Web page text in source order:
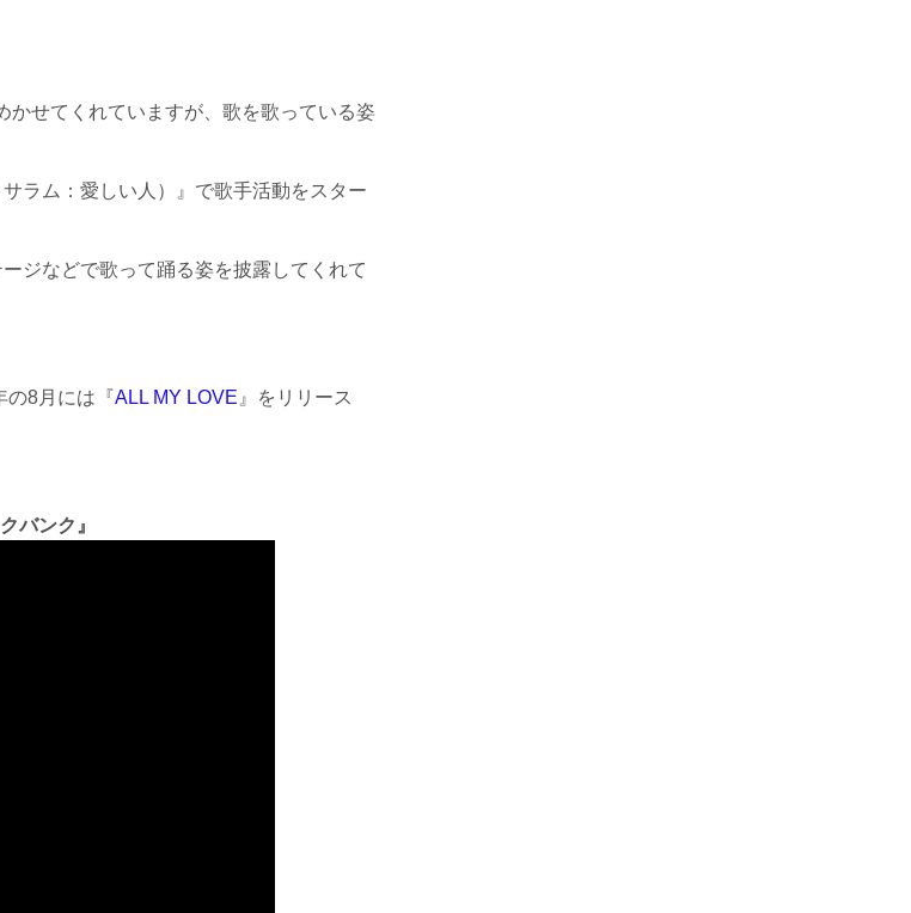
かせてくれていますが、歌を歌っている姿
ラム：愛しい人）』で歌手活動をスター
ジなどで歌って踊る姿を披露してくれて
の8月には『ALL MY LOVE 』をリリース
バンク』